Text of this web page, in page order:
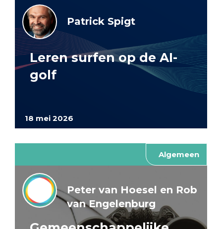
18 mei 2026
Patrick Spigt
Leren surfen op de AI-
golf
Algemeen
Peter van Hoesel en Rob
van Engelenburg